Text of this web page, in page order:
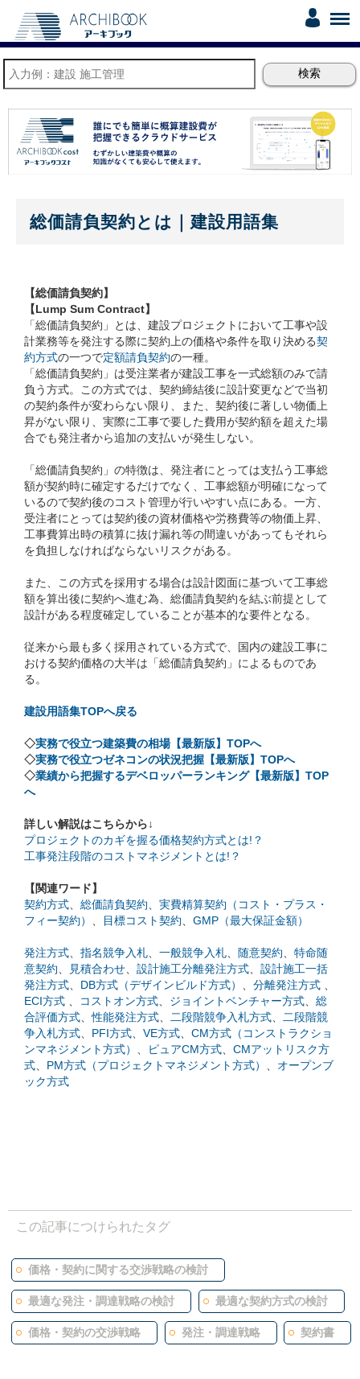
総価請負契約とは｜建設用語集
【総価請負契約】
【Lump Sum Contract】
「総価請負契約」とは、建設プロジェクトにおいて工事や設
計業務等を発注する際に契約上の価格や条件を取り決める契
約方式の一つで定額請負契約の一種。
「総価請負契約」は受注業者が建設工事を一式総額のみで請
負う方式。この方式では、契約締結後に設計変更などで当初
の契約条件が変わらない限り、また、契約後に著しい物価上
昇がない限り、実際に工事で要した費用が契約額を超えた場
合でも発注者から追加の支払いが発生しない。
「総価請負契約」の特徴は、発注者にとっては支払う工事総
額が契約時に確定するだけでなく、工事総額が明確になって
いるので契約後のコスト管理が行いやすい点にある。一方、
受注者にとっては契約後の資材価格や労務費等の物価上昇、
工事費算出時の積算に抜け漏れ等の間違いがあってもそれら
を負担しなければならないリスクがある。
また、この方式を採用する場合は設計図面に基づいて工事総
額を算出後に契約へ進む為、総価請負契約を結ぶ前提として
設計がある程度確定していることが基本的な要件となる。
従来から最も多く採用されている方式で、国内の建設工事に
おける契約価格の大半は「総価請負契約」によるものであ
る。
建設用語集TOPへ戻る
◇実務で役立つ建築費の相場【最新版】TOPへ
◇実務で役立つゼネコンの状況把握【最新版】TOPへ
◇業績から把握するデベロッパーランキング【最新版】TOP
へ
詳しい解説はこちらから↓
プロジェクトのカギを握る価格契約方式とは!？
工事発注段階のコストマネジメントとは!？
【関連ワード】
契約方式
総価請負契約
実費精算契約（コスト・プラス・
フィー契約）
目標コスト契約 GMP（最大保証金額）
発注方式 指名競争入札 一般競争入札 随意契約
特命随
意契約
見積合わせ 設計施工分離発注方式
設計施工一括
発注方式
DB方式（デザインビルド方式） 分離発注方式
ECI方式
コストオン方式 ジョイントベンチャー方式
総
合評価方式 、性能発注方式 二段階競争入札方式
二段階競
争入札方式
PFI方式 VE方式
CM方式（コンストラクショ
ンマネジメント方式）
ピュアCM方式
CMアットリスク方
式
PM方式（プロジェクトマネジメント方式）
オープンブ
ック方式
この記事につけられたタグ
価格・契約に関する交渉戦略の検討
最適な発注・調達戦略の検討 最適な契約方式の検討
価格・契約の交渉戦略 発注・調達戦略 契約書